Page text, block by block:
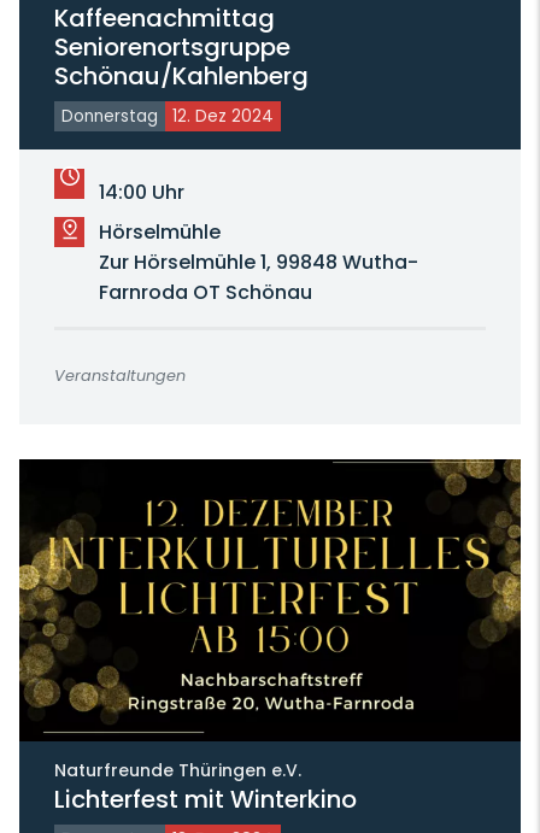
Kaffeenachmittag
Seniorenortsgruppe
Schönau/Kahlenberg
Donnerstag 12. Dez 2024
14:00 Uhr
Hörselmühle
Zur Hörselmühle 1, 99848 Wutha-
Farnroda OT Schönau
Veranstaltungen
Naturfreunde Thüringen e.V.
Lichterfest mit Winterkino